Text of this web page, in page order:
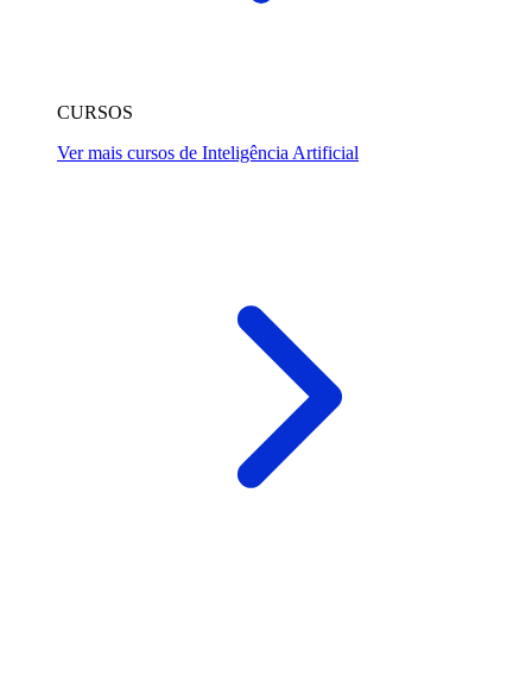
CURSOS
Ver mais cursos de Inteligência Artificial